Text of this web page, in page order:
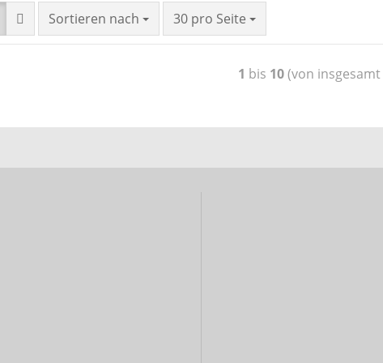
Sortieren nach 30 pro Seite
1 bis 10(von insgesamt